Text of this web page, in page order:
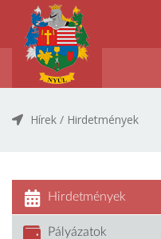
Hírek / Hirdetmények
Hirdetmények
Pályázatok